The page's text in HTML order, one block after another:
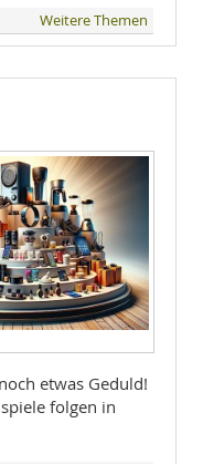
Weitere Themen
etwas Geduld!
folgen in